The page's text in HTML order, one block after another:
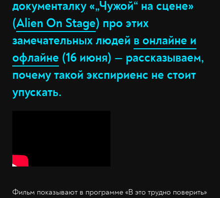
документалку «„Чужой“ на сцене»
(Alien On Stage) про этих
замечательных людей в онлайне и
офлайне (16 июня) — рассказываем,
почему такой экспириенс не стоит
упускать.
Фильм показывают в программе «В это трудно поверить»